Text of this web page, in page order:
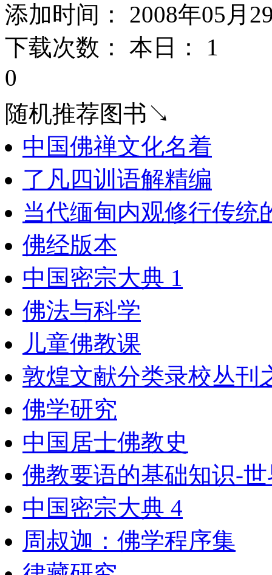
添加时间： 2008年05月
下载次数： 本日： 1
0
随机推荐图书↘
中国佛禅文化名着
了凡四训语解精编
当代缅甸内观修行传统
佛经版本
中国密宗大典 1
佛法与科学
儿童佛教课
敦煌文献分类录校丛刊
佛学研究
中国居士佛教史
佛教要语的基础知识-
中国密宗大典 4
周叔迦：佛学程序集